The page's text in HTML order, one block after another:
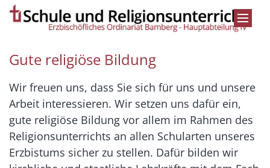
Zum Inhalt springen
Gute religiöse Bildung
Wir freuen uns, dass Sie sich für uns und unsere
Arbeit interessieren. Wir setzen uns dafür ein,
gute religiöse Bildung vor allem im Rahmen des
Religionsunterrichts an allen Schularten unseres
Erzbistums sicher zu stellen. Dafür bilden wir